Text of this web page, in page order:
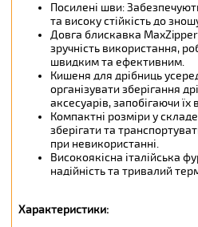
Посилені шви:
та високу стійкість до
Довга блискавка
зручність використання,
швидким та ефективним.
Кишеня для дрібниць
організувати зберігання
аксесуарів, запобігаючи їх
Компактні розміри у
зберігати та
при невикористанні.
Високоякісна італійська
надійність та тривалий
Характеристики: